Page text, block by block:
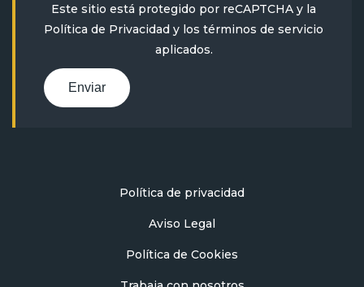
Este sitio está protegido por reCAPTCHA y la
Política de Privacidad y los términos de servicio
aplicados.
Enviar
Política de privacidad
Aviso Legal
Política de Cookies